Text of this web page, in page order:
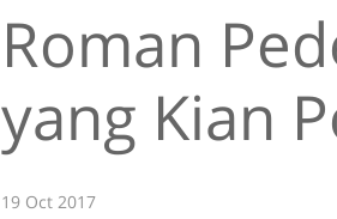
Roman
yang Kian
19 Oct 2017